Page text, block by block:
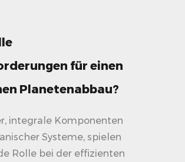
für einen
Planetenabbau?
integrale Komponenten
Systeme, spielen
Rolle bei der effizienten